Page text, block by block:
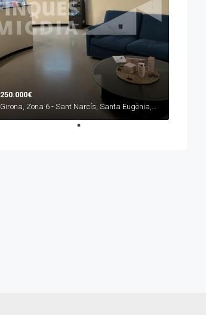
250.000€
Girona, Zona 6 - Sant Narcís, Santa Eugènia, Can Gibert